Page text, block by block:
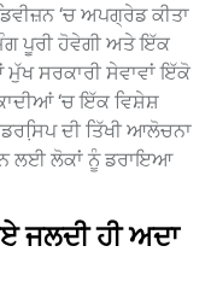
‘ਚ ਅਪਗ੍ਰੇਡ ਕੀਤਾ
ਪੂਰੀ ਹੋਵੇਗੀ ਅਤੇ ਇੱਕ
ਸਰਕਾਰੀ ਸੇਵਾਵਾਂ ਇੱਕੋ
‘ਚ ਇੱਕ ਵਿਸ਼ੇਸ਼
ਦੀ ਤਿੱਖੀ ਆਲੋਚਨਾ
ਲਈ ਲੋਕਾਂ ਨੂੰ ਡਰਾਇਆ
ਜਲਦੀ ਹੀ ਅਦਾ